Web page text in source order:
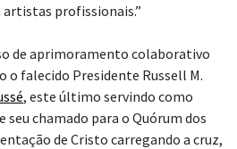
profissionais.”
de aprimoramento colaborativo
o falecido Presidente Russell M.
, este último servindo como
seu chamado para o Quórum dos
de Cristo carregando a cruz,